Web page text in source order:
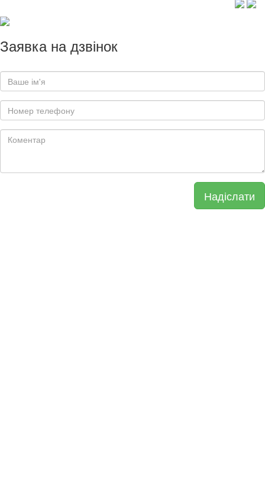
Заявка на дзвінок
Надіслати